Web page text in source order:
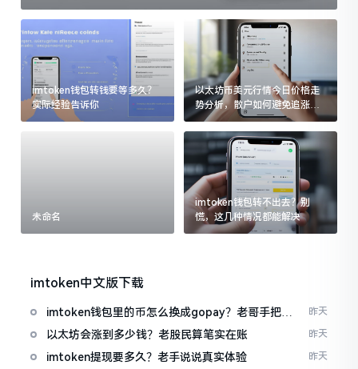
imtoken钱包转钱要等多久？
实际经验告诉你
以太坊币美元行情今日价格走
势分析，散户如何避免追涨杀
跌被套牢
未命名
imtoken钱包转不出去？别
慌，这几种情况都能解决
imtoken中文版下载
imtoken钱包里的币怎么换成gopay？老哥手把手
教你
昨天
以太坊会涨到多少钱？老股民算笔实在账 昨天
imtoken提现要多久？老手说说真实体验 昨天